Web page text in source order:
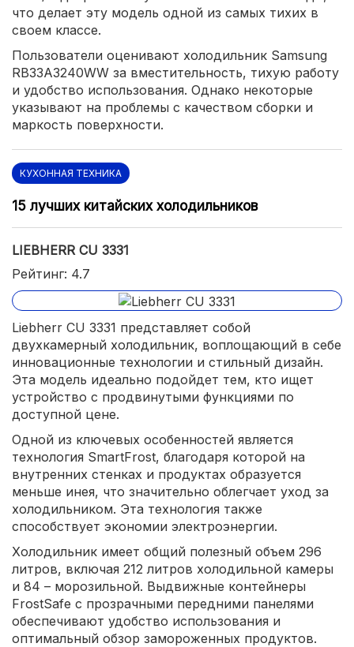
что делает эту модель одной из самых тихих в
своем классе.
Пользователи оценивают холодильник Samsung
RB33A3240WW за вместительность, тихую работу
и удобство использования. Однако некоторые
указывают на проблемы с качеством сборки и
маркость поверхности.
КУХОННАЯ ТЕХНИКА
15 лучших китайских холодильников
LIEBHERR CU 3331
Рейтинг: 4.7
Liebherr CU 3331 представляет собой
двухкамерный холодильник, воплощающий в себе
инновационные технологии и стильный дизайн.
Эта модель идеально подойдет тем, кто ищет
устройство с продвинутыми функциями по
доступной цене.
Одной из ключевых особенностей является
технология SmartFrost, благодаря которой на
внутренних стенках и продуктах образуется
меньше инея, что значительно облегчает уход за
холодильником. Эта технология также
способствует экономии электроэнергии.
Холодильник имеет общий полезный объем 296
литров, включая 212 литров холодильной камеры
и 84 – морозильной. Выдвижные контейнеры
FrostSafe с прозрачными передними панелями
обеспечивают удобство использования и
оптимальный обзор замороженных продуктов.